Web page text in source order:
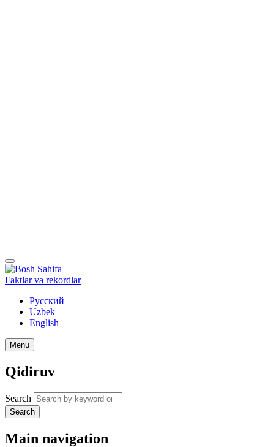
Faktlar va rekordlar
Русский
Uzbek
English
Menu
Qidiruv
Search
Search
Main navigation